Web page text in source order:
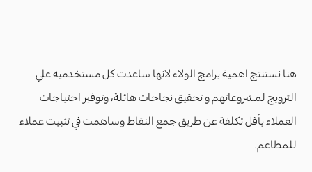
هنا نستنتج اهمية برامج الولاء لانها ساعدت كل مستخدميه علي
الترويج لمشروعاتهم و تحقيق نجاحات هائلة، وتوفير احتياجات
العملاء بأقل تكلفة عن طريق جمع النقاط وساهمت في تثبيت عملاء
للمطاعم.